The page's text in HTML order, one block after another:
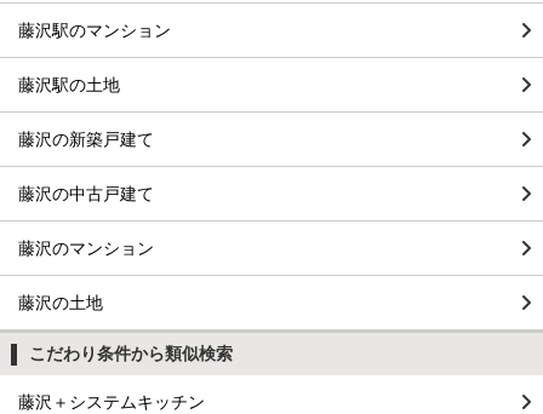
藤沢駅のマンション
藤沢駅の土地
藤沢の新築戸建て
藤沢の中古戸建て
藤沢のマンション
藤沢の土地
こだわり条件から類似検索
藤沢＋システムキッチン